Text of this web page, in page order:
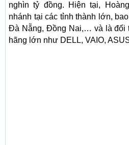
nghìn tỷ đồng. Hiện tại,
nhánh tại các tỉnh thành lớn,
Đà Nẵng, Đồng Nai,… và là đối
hãng lớn như DELL, VAIO,